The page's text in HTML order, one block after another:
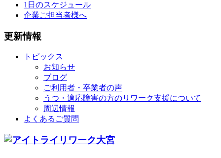
1日のスケジュール
企業ご担当者様へ
更新情報
トピックス
お知らせ
ブログ
ご利用者・卒業者の声
うつ・適応障害の方のリワーク支援について
周辺情報
よくあるご質問